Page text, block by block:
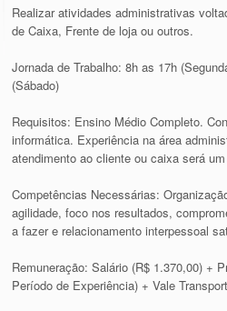
Realizar atividades administrativas
de Caixa, Frente de loja ou outros.
Jornada de Trabalho: 8h as 17h
(Sábado)
Requisitos: Ensino Médio Completo.
informática. Experiência na área
atendimento ao cliente ou caixa será
Competências Necessárias:
agilidade, foco nos resultados,
a fazer e relacionamento interpessoal
Remuneração: Salário (R$ 1.370,00) +
Período de Experiência) + Vale